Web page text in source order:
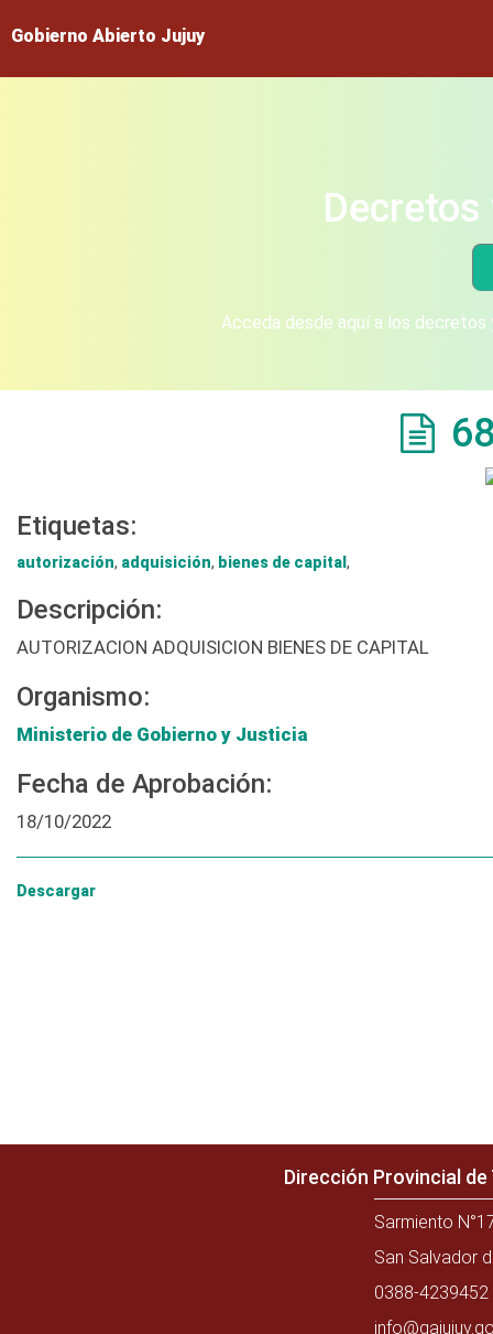
Gobierno Abierto Jujuy
Acceda desde aquí a los
Etiquetas:
autorización, adquisición, bienes de capital ,
Descripción:
AUTORIZACION ADQUISICION BIENES DE CAPITAL
Organismo:
Ministerio de Gobierno y Justicia
Fecha de Aprobación:
18/10/2022
Descargar
Dirección Provincial
Sarmiento
San Salvador
0388-